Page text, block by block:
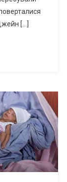
[…]